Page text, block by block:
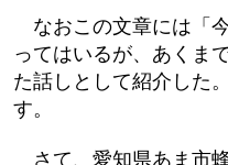
なおこの文章には「
ってはいるが、あくま
た話しとして紹介した
す。
さて、愛知県あま市